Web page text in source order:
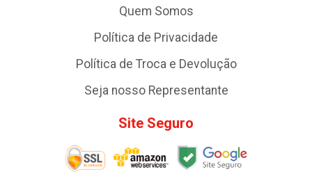
Quem Somos
Política de Privacidade
Política de Troca e Devolução
Seja nosso Representante
Site Seguro